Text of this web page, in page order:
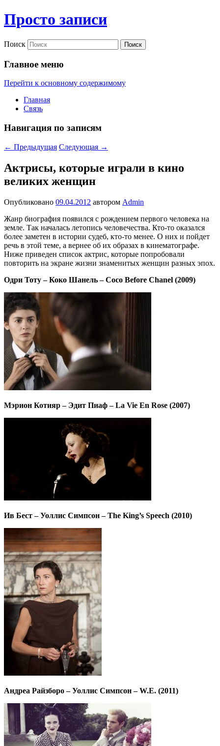
Просто записи
Поиск
Главное меню
Перейти к основному содержимому
Главная
Связь
Навигация по записям
← Предыдущая Следующая →
Актрисы, которые играли в кино
великих женщин
Опубликовано 09.04.2012 автором Admin
Жанр биография появился с рождением первого человека на
земле. Так началась летопись человечества. Кто-то оказался
более заметен в истории судеб, кто-то менее. О них и пойдет
речь в этой теме, а вернее об их образах в кинематографе.
Ниже приведен список актрис, которые попробовали
повторить на экране жизни знаменитых женщин разных эпох.
Одри Тоту – Коко Шанель – Coco Before Chanel (2009)
Мэрион Котияр – Эдит Пиаф – La Vie En Rose (2007)
Ив Бест – Уоллис Симпсон – The King’s Speech (2010)
Андреа Райзборо – Уоллис Симпсон – W.E. (2011)